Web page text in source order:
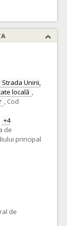
Strada Unirii,
locală ,
, Cod
+4
de
principal
de